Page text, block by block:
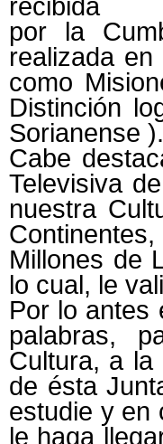
recibida
por la
realizada
como
Distinción
Sorianense ).
Cabe
Televisiva
nuestra
Millones de
lo cual, le
Por lo antes
palabras,
Cultura, a la
de ésta
estudie y en
le haga